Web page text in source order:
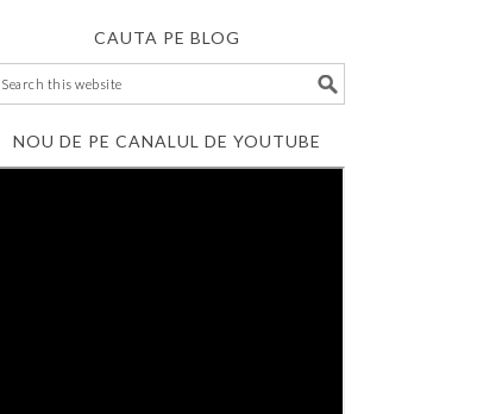
CAUTA PE BLOG
NOU DE PE CANALUL DE YOUTUBE